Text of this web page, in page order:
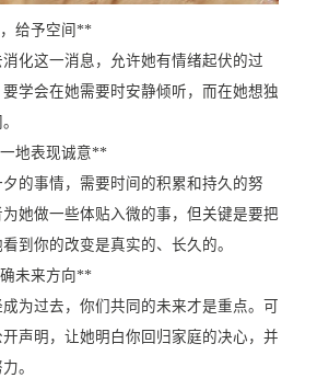
给予空间**
化这一消息，允许她有情绪起伏的过
学会在她需要时安静倾听，而在她想独
地表现诚意**
的事情，需要时间的积累和持久的努
她做一些体贴入微的事，但关键是要把
到你的改变是真实的、长久的。
未来方向**
为过去，你们共同的未来才是重点。可
声明，让她明白你回归家庭的决心，并
。